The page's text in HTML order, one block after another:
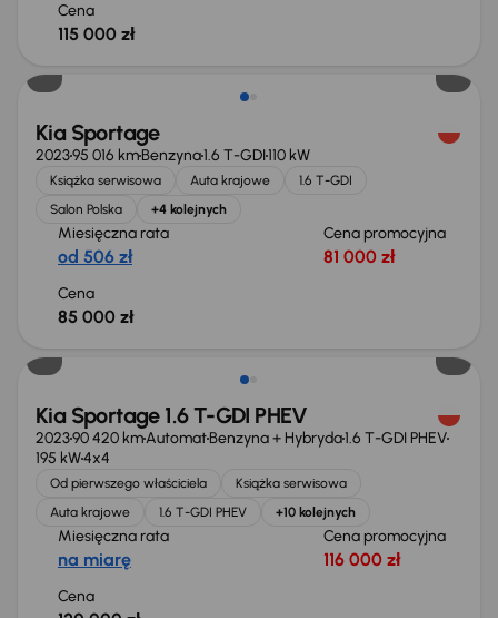
Cena
115 000 zł
Kia Sportage
202395 016 kmBenzyna1.6 T-GDI110 kW
Książka serwisowa Auta krajowe
1.6 T-GDI
Salon Polska
+4 kolejnych
Miesięczna rata
od 506 zł
Cena promocyjna
81 000 zł
Cena
85 000 zł
Możliwość odliczenia VAT
Kia Sportage 1.6 T-GDI PHEV
202390 420 kmAutomatBenzyna + Hybryda1.6 T-GDI PHEV
195 kW4x4
Od pierwszego właściciela
Książka serwisowa
Auta krajowe
1.6 T-GDI PHEV +10 kolejnych
Miesięczna rata
na miarę
Cena promocyjna
116 000 zł
Cena